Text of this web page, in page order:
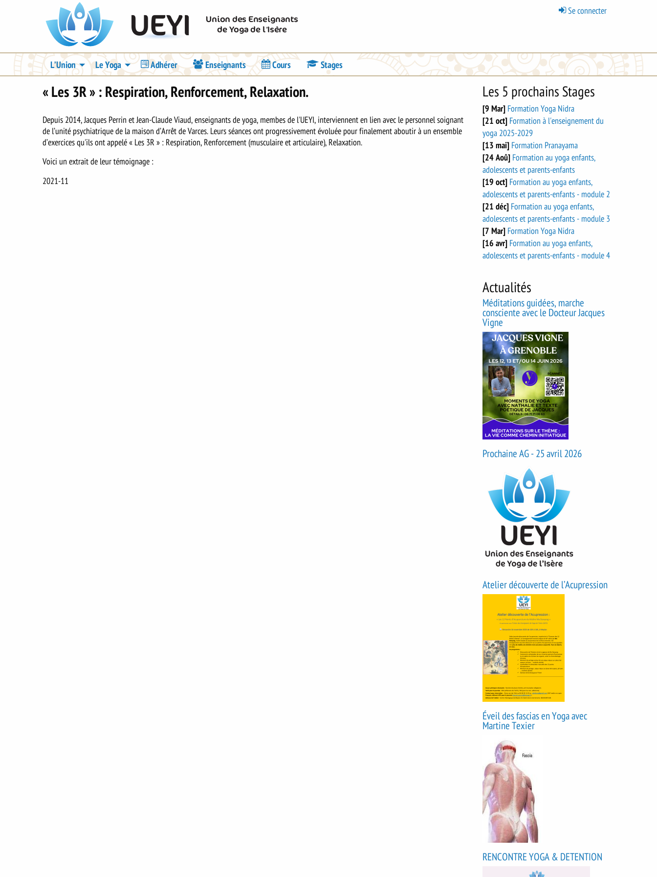
UEYI Union des Enseignants
de Yoga de l’Isère
Menu
l'utilisateur
Se connecter
Navigation
principale
L’Union Le Yoga Adhérer Enseignants Cours Stages
« Les 3R » : Respiration, Renforcement, Relaxation.
Depuis 2014, Jacques Perrin et Jean-Claude Viaud, enseignants de yoga, membes de l'UEYI, interviennent en lien avec le personnel soignant
de l’unité psychiatrique de la maison d’Arrêt de Varces. Leurs séances ont progressivement évoluée pour finalement aboutir à un ensemble
d’exercices qu'ils ont appelé « Les 3R » : Respiration, Renforcement (musculaire et articulaire), Relaxation.
Voici un extrait de leur témoignage :
2021-11
Les 5 prochains Stages
[9 Mar] Formation Yoga Nidra
[21 oct] Formation à l'enseignement du
yoga 2025-2029
[13 mai] Formation Pranayama
[24 Aoû] Formation au yoga enfants,
adolescents et parents-enfants
[19 oct] Formation au yoga enfants,
adolescents et parents-enfants - module 2
[21 déc] Formation au yoga enfants,
adolescents et parents-enfants - module 3
[7 Mar] Formation Yoga Nidra
[16 avr] Formation au yoga enfants,
adolescents et parents-enfants - module 4
Actualités
Méditations guidées, marche
consciente avec le Docteur Jacques
Vigne
Prochaine AG - 25 avril 2026
Atelier découverte de l’Acupression
Éveil des fascias en Yoga avec
Martine Texier
RENCONTRE YOGA & DETENTION